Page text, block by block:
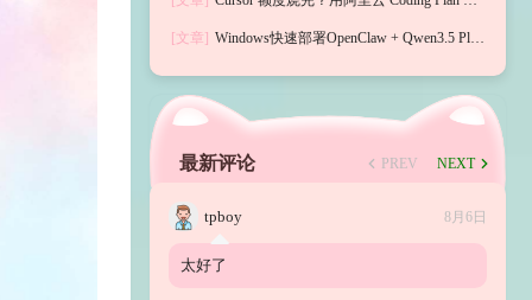
[文章] Windows快速部署OpenClaw + Qwen3.5 Plus
最新评论 PREV NEXT
tpboy 8月6日
太好了